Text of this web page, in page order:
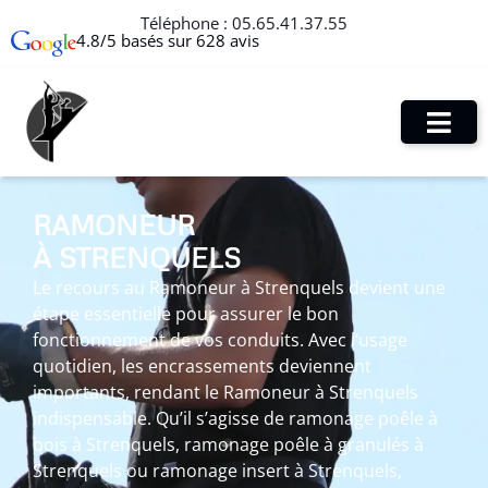
Téléphone : 05.65.41.37.55
4.8/5 basés sur 628 avis
RAMONEUR
À STRENQUELS
Le recours au Ramoneur à Strenquels devient une
étape essentielle pour assurer le bon
fonctionnement de vos conduits. Avec l’usage
quotidien, les encrassements deviennent
importants, rendant le Ramoneur à Strenquels
indispensable. Qu’il s’agisse de ramonage poêle à
bois à Strenquels, ramonage poêle à granulés à
Strenquels ou ramonage insert à Strenquels,